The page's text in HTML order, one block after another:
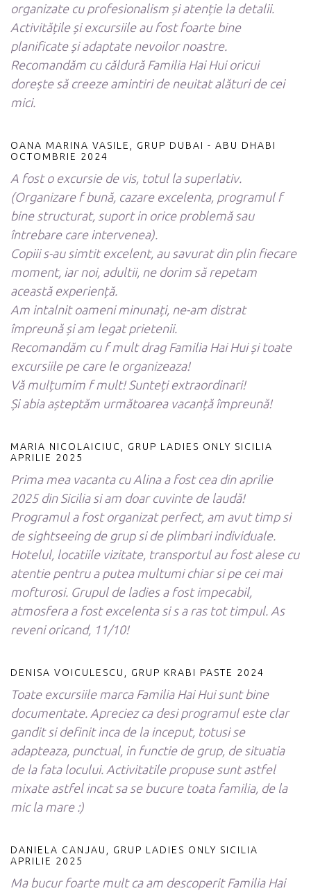
organizate cu profesionalism și atenție la detalii.
Activitățile și excursiile au fost foarte bine
planificate și adaptate nevoilor noastre.
Recomandăm cu căldură Familia Hai Hui oricui
dorește să creeze amintiri de neuitat alături de cei
mici.
OANA MARINA VASILE, GRUP DUBAI - ABU DHABI
OCTOMBRIE 2024
A fost o excursie de vis, totul la superlativ.
(Organizare f bună, cazare excelenta, programul f
bine structurat, suport in orice problemă sau
întrebare care intervenea).
Copiii s-au simtit excelent, au savurat din plin fiecare
moment, iar noi, adultii, ne dorim să repetam
această experiență.
Am intalnit oameni minunați, ne-am distrat
împreună și am legat prietenii.
Recomandăm cu f mult drag Familia Hai Hui și toate
excursiile pe care le organizeaza!
Vă mulțumim f mult! Sunteți extraordinari!
Și abia așteptăm următoarea vacanță împreună!
MARIA NICOLAICIUC, GRUP LADIES ONLY SICILIA
APRILIE 2025
Prima mea vacanta cu Alina a fost cea din aprilie
2025 din Sicilia si am doar cuvinte de laudă!
Programul a fost organizat perfect, am avut timp si
de sightseeing de grup si de plimbari individuale.
Hotelul, locatiile vizitate, transportul au fost alese cu
atentie pentru a putea multumi chiar si pe cei mai
mofturosi. Grupul de ladies a fost impecabil,
atmosfera a fost excelenta si s a ras tot timpul. As
reveni oricand, 11/10!
DENISA VOICULESCU, GRUP KRABI PASTE 2024
Toate excursiile marca Familia Hai Hui sunt bine
documentate. Apreciez ca desi programul este clar
gandit si definit inca de la inceput, totusi se
adapteaza, punctual, in functie de grup, de situatia
de la fata locului. Activitatile propuse sunt astfel
mixate astfel incat sa se bucure toata familia, de la
mic la mare :)
DANIELA CANJAU, GRUP LADIES ONLY SICILIA
APRILIE 2025
Ma bucur foarte mult ca am descoperit Familia Hai